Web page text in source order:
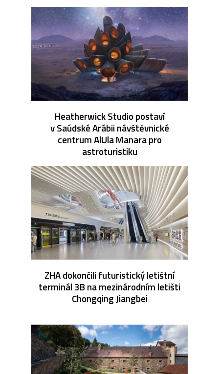
Heatherwick Studio postaví
v Saúdské Arábii návštěvnické
centrum AlUla Manara pro
astroturistiku
ZHA dokončili futuristický letištní
terminál 3B na mezinárodním letišti
Chongqing Jiangbei